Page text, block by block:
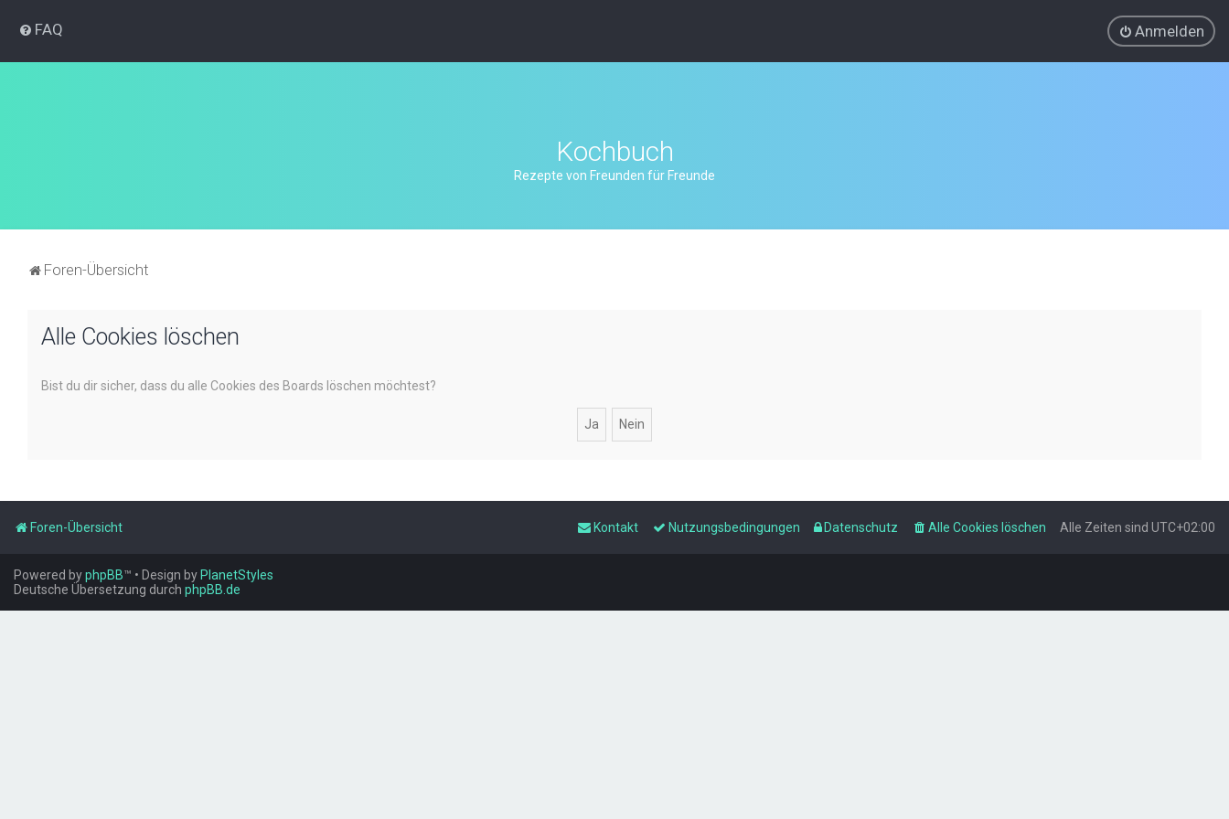
FAQ Anmelden
Kochbuch
Rezepte von Freunden für Freunde
Foren-Übersicht
Alle Cookies löschen
Bist du dir sicher, dass du alle Cookies des Boards löschen möchtest?
Foren-Übersicht Alle Zeiten sind UTC+02:00
Alle Cookies löschen
Datenschutz
Nutzungsbedingungen
Kontakt
Powered byphpBB™ • Design by PlanetStyles
Deutsche Übersetzung durch phpBB.de